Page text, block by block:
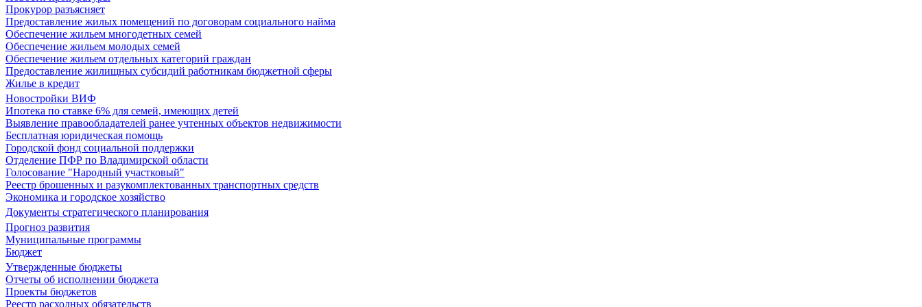
Прокурор разъясняет
Предоставление жилых помещений по договорам социального найма
Обеспечение жильем многодетных семей
Обеспечение жильем молодых семей
Обеспечение жильем отдельных категорий граждан
Предоставление жилищных субсидий работникам бюджетной сферы
Жилье в кредит
Новостройки ВИФ
Ипотека по ставке 6% для семей, имеющих детей
Выявление правообладателей ранее учтенных объектов недвижимости
Бесплатная юридическая помощь
Городской фонд социальной поддержки
Отделение ПФР по Владимирской области
Голосование "Народный участковый"
Реестр брошенных и разукомплектованных транспортных средств
Экономика и городское хозяйство
Документы стратегического планирования
Прогноз развития
Муниципальные программы
Бюджет
Утвержденные бюджеты
Отчеты об исполнении бюджета
Проекты бюджетов
Реестр расходных обязательств